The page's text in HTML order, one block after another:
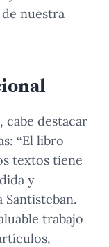
nuestra
cabe destacar
“El libro
textos tiene
y
trabajo